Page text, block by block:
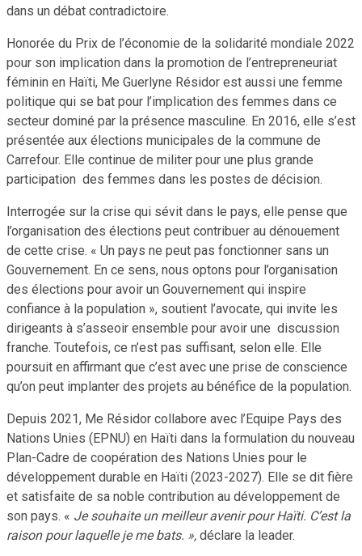
dans un débat contradictoire.
Honorée du Prix de l’économie de la solidarité mondiale 2022
pour son implication dans la promotion de l’entrepreneuriat
féminin en Haïti, Me Guerlyne Résidor est aussi une femme
politique qui se bat pour l’implication des femmes dans ce
secteur dominé par la présence masculine. En 2016, elle s’est
présentée aux élections municipales de la commune de
Carrefour. Elle continue de militer pour une plus grande
participation des femmes dans les postes de décision.
Interrogée sur la crise qui sévit dans le pays, elle pense que
l’organisation des élections peut contribuer au dénouement
de cette crise. « Un pays ne peut pas fonctionner sans un
Gouvernement. En ce sens, nous optons pour l’organisation
des élections pour avoir un Gouvernement qui inspire
confiance à la population », soutient l’avocate, qui invite les
dirigeants à s’asseoir ensemble pour avoir une discussion
franche. Toutefois, ce n’est pas suffisant, selon elle. Elle
poursuit en affirmant que c’est avec une prise de conscience
qu’on peut implanter des projets au bénéfice de la population.
Depuis 2021, Me Résidor collabore avec l’Equipe Pays des
Nations Unies (EPNU) en Haïti dans la formulation du nouveau
Plan-Cadre de coopération des Nations Unies pour le
développement durable en Haïti (2023-2027). Elle se dit fière
et satisfaite de sa noble contribution au développement de
son pays. « Je souhaite un meilleur avenir pour Haïti. C’est la
raison pour laquelle je me bats. », déclare la leader.